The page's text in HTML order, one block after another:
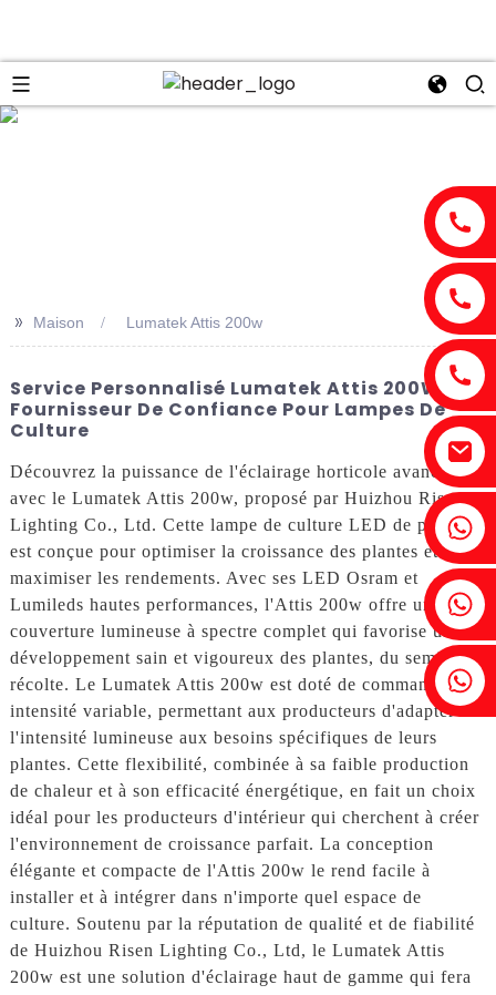
Fenia : +86 18607525299
Lierre : +86 18607522355
Tobin : +86 18818667168
>> Maison Lumatek Attis 200w
Service Personnalisé Lumatek Attis 200W -
Fournisseur De Confiance Pour Lampes De
Culture
Découvrez la puissance de l'éclairage horticole avancé
avec le Lumatek Attis 200w, proposé par Huizhou Risen
Lighting Co., Ltd. Cette lampe de culture LED de pointe
est conçue pour optimiser la croissance des plantes et
maximiser les rendements. Avec ses LED Osram et
Lumileds hautes performances, l'Attis 200w offre une
couverture lumineuse à spectre complet qui favorise un
développement sain et vigoureux des plantes, du semis à la
récolte. Le Lumatek Attis 200w est doté de commandes à
intensité variable, permettant aux producteurs d'adapter
l'intensité lumineuse aux besoins spécifiques de leurs
plantes. Cette flexibilité, combinée à sa faible production
de chaleur et à son efficacité énergétique, en fait un choix
idéal pour les producteurs d'intérieur qui cherchent à créer
l'environnement de croissance parfait. La conception
élégante et compacte de l'Attis 200w le rend facile à
installer et à intégrer dans n'importe quel espace de
culture. Soutenu par la réputation de qualité et de fiabilité
de Huizhou Risen Lighting Co., Ltd, le Lumatek Attis
200w est une solution d'éclairage haut de gamme qui fera